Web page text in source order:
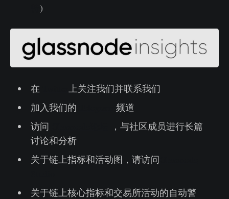
)
在
上关注我们并联系我们
加入我们的
频道
访问
，与社区成员进行长篇
讨论和分析
关于链上指标和活动图，请访问
关于链上核心指标和交易所活动的自动警